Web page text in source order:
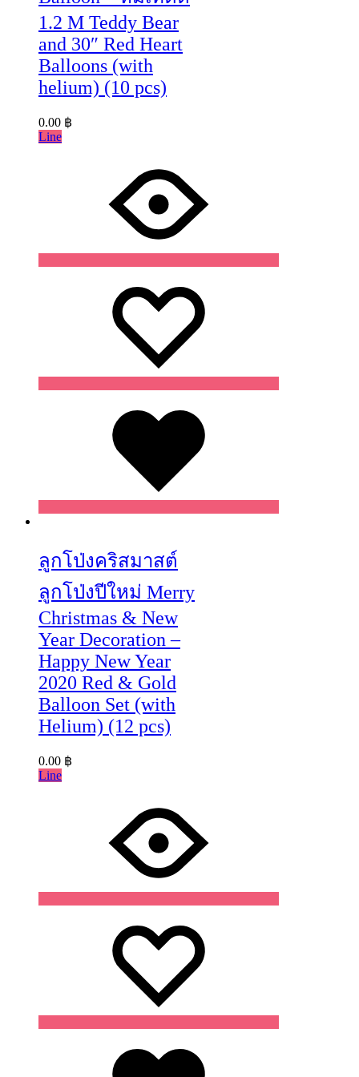
1.2 M Teddy Bear
and 30″ Red Heart
Balloons (with
helium) (10 pcs)
0.00 ฿
Line
ลูกโป่งคริสมาสต์
ลูกโป่งปีใหม่ Merry
Christmas & New
Year Decoration –
Happy New Year
2020 Red & Gold
Balloon Set (with
Helium) (12 pcs)
0.00 ฿
Line